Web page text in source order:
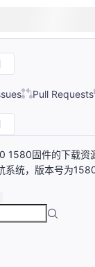
Pull Requests
1580固件的下载资
系统，版本号为